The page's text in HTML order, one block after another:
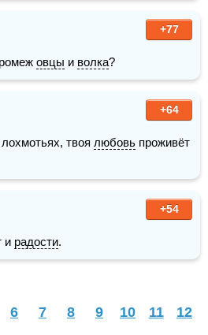
+77
овцы и волка?
+64
твоя любовь проживёт
+54
и радости.
6 7 8 9 10 11
12